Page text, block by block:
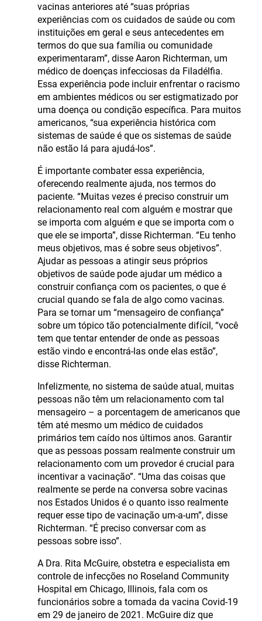
vacinas anteriores até “suas próprias
experiências com os cuidados de saúde ou com
instituições em geral e seus antecedentes em
termos do que sua família ou comunidade
experimentaram”, disse Aaron Richterman, um
médico de doenças infecciosas da Filadélfia.
Essa experiência pode incluir enfrentar o racismo
em ambientes médicos ou ser estigmatizado por
uma doença ou condição específica. Para muitos
americanos, “sua experiência histórica com
sistemas de saúde é que os sistemas de saúde
não estão lá para ajudá-los”.
É importante combater essa experiência,
oferecendo realmente ajuda, nos termos do
paciente. “Muitas vezes é preciso construir um
relacionamento real com alguém e mostrar que
se importa com alguém e que se importa com o
que ele se importa”, disse Richterman. “Eu tenho
meus objetivos, mas é sobre seus objetivos”.
Ajudar as pessoas a atingir seus próprios
objetivos de saúde pode ajudar um médico a
construir confiança com os pacientes, o que é
crucial quando se fala de algo como vacinas.
Para se tornar um “mensageiro de confiança”
sobre um tópico tão potencialmente difícil, “você
tem que tentar entender de onde as pessoas
estão vindo e encontrá-las onde elas estão”,
disse Richterman.
Infelizmente, no sistema de saúde atual, muitas
pessoas não têm um relacionamento com tal
mensageiro – a porcentagem de americanos que
têm até mesmo um médico de cuidados
primários tem caído nos últimos anos. Garantir
que as pessoas possam realmente construir um
relacionamento com um provedor é crucial para
incentivar a vacinação”. “Uma das coisas que
realmente se perde na conversa sobre vacinas
nos Estados Unidos é o quanto isso realmente
requer esse tipo de vacinação um-a-um”, disse
Richterman. “É preciso conversar com as
pessoas sobre isso”.
A Dra. Rita McGuire, obstetra e especialista em
controle de infecções no Roseland Community
Hospital em Chicago, Illinois, fala com os
funcionários sobre a tomada da vacina Covid-19
em 29 de janeiro de 2021. McGuire diz que